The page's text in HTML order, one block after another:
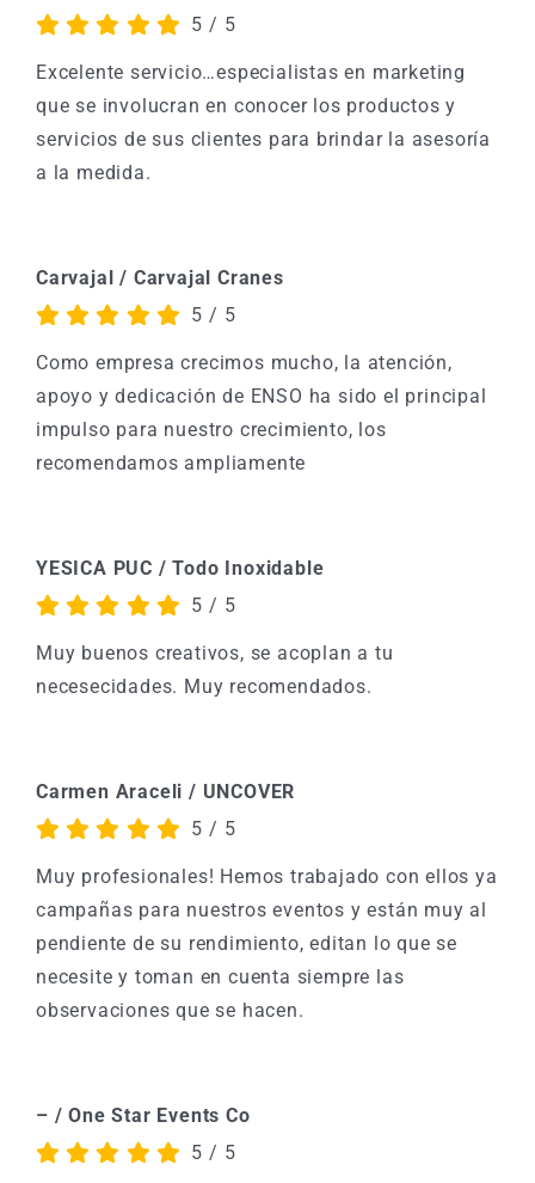
5 / 5
Excelente servicio…especialistas en marketing
que se involucran en conocer los productos y
servicios de sus clientes para brindar la asesoría
a la medida.
Carvajal / Carvajal Cranes
5 / 5
Como empresa crecimos mucho, la atención,
apoyo y dedicación de ENSO ha sido el principal
impulso para nuestro crecimiento, los
recomendamos ampliamente
YESICA PUC / Todo Inoxidable
5 / 5
Muy buenos creativos, se acoplan a tu
necesecidades. Muy recomendados.
Carmen Araceli / UNCOVER
5 / 5
Muy profesionales! Hemos trabajado con ellos ya
campañas para nuestros eventos y están muy al
pendiente de su rendimiento, editan lo que se
necesite y toman en cuenta siempre las
observaciones que se hacen.
– / One Star Events Co
5 / 5